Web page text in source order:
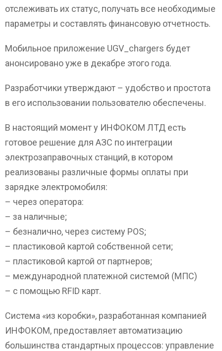
отслеживать их статус, получать все необходимые
параметры и составлять финансовую отчетность.
Мобильное приложение UGV_chargers будет
анонсировано уже в декабре этого года.
Разработчики утверждают – удобство и простота
в его использовании пользователю обеспечены.
В настоящий момент у ИНФОКОМ ЛТД есть
готовое решение для АЗС по интеграции
электрозаправочных станций, в котором
реализованы различные формы оплаты при
зарядке электромобиля:
– через оператора:
– за наличные;
– безналично, через систему POS;
– пластиковой картой собственной сети;
– пластиковой картой от партнеров;
– международной платежной системой (МПС)
– с помощью RFID карт.
Система «из коробки», разработанная компанией
ИНФОКОМ, предоставляет автоматизацию
большинства стандартных процессов: управление